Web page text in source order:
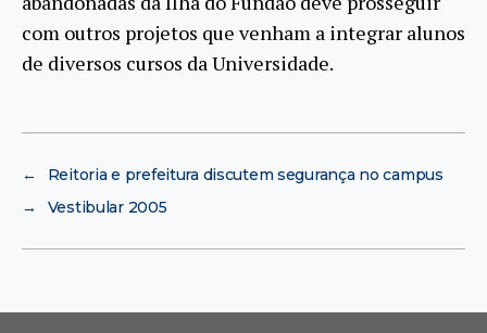
com outros projetos que venham a integrar alunos
de diversos cursos da Universidade.
←
Reitoria e prefeitura discutem segurança no campus
→
Vestibular 2005